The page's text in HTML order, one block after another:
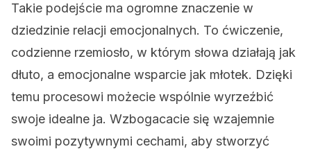
Takie podejście ma ogromne znaczenie w
dziedzinie relacji emocjonalnych. To ćwiczenie,
codzienne rzemiosło, w którym słowa działają jak
dłuto, a emocjonalne wsparcie jak młotek. Dzięki
temu procesowi możecie wspólnie wyrzeźbić
swoje idealne ja. Wzbogacacie się wzajemnie
swoimi pozytywnymi cechami, aby stworzyć